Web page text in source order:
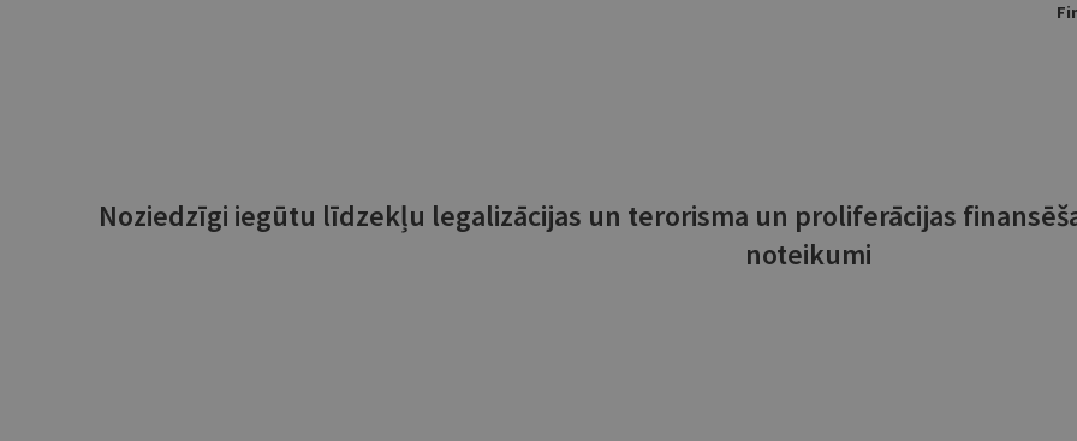
Noziedzīgi iegūtu līdzekļu legalizācijas un terorisma un proliferācijas
noteikumi